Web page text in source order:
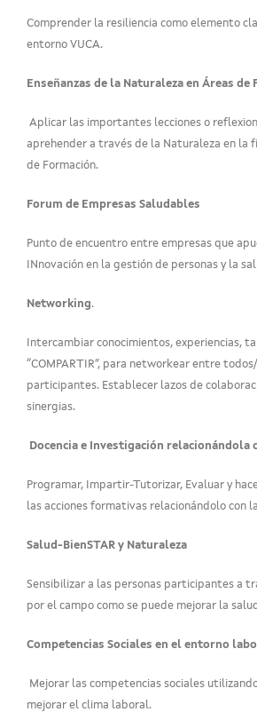
Comprender la resiliencia como elemento
entorno VUCA.
Enseñanzas de la Naturaleza en Áreas de
Aplicar las importantes lecciones o
aprehender a través de la Naturaleza en la
de Formación.
Forum de Empresas Saludables
Punto de encuentro entre empresas que
INnovación en la gestión de personas y la
Networking.
Intercambiar conocimientos, experiencias,
“COMPARTIR”, para networkear entre
participantes. Establecer lazos de
sinergias.
Docencia e Investigación relacionándola
Programar, Impartir-Tutorizar, Evaluar y
las acciones formativas relacionándolo con
Salud-BienSTAR y Naturaleza
Sensibilizar a las personas participantes a
por el campo como se puede mejorar la
Competencias Sociales en el entorno
Mejorar las competencias sociales
mejorar el clima laboral.